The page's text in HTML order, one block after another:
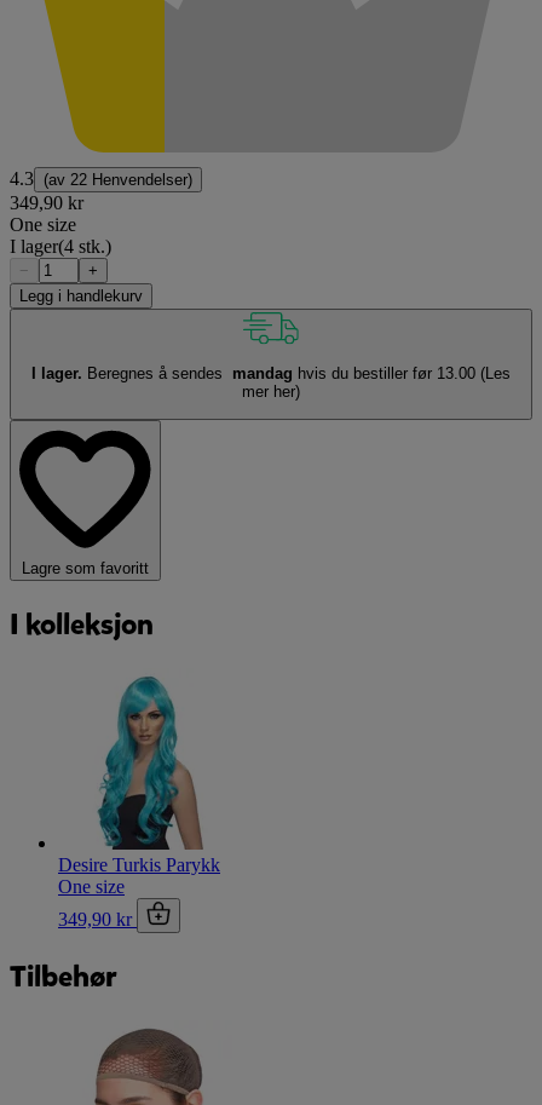
4.3 (av 22 Henvendelser)
349,90 kr
One size
I lager(4 stk.)
−
+
Legg i handlekurv
I lager. Beregnes å sendes mandag hvis du bestiller før 13.00 (Les
mer her)
Lagre som favoritt
I kolleksjon
Desire Turkis Parykk
One size
349,90 kr
Tilbehør